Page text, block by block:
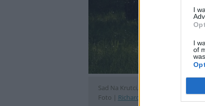
I
I
of
Sad Na Krutci, jaro.
Foto | Richard Hodonický